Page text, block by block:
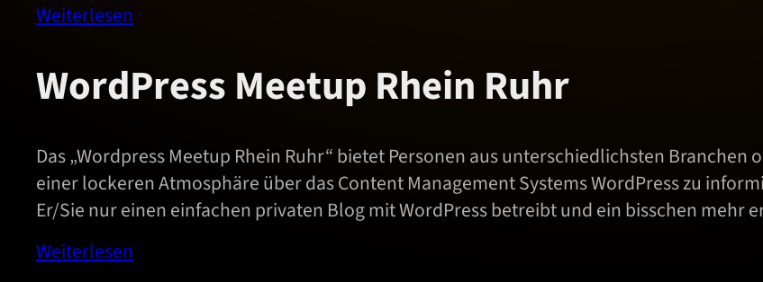
Weiterlesen
WordPress Meetup Rhein Ruhr
Das „Wordpress Meetup Rhein Ruhr“ bietet Personen aus unterschiedlichsten
einer lockeren Atmosphäre über das Content Management Systems WordPress zu
Er/Sie nur einen einfachen privaten Blog mit WordPress betreibt und ein bisschen mehr
Weiterlesen